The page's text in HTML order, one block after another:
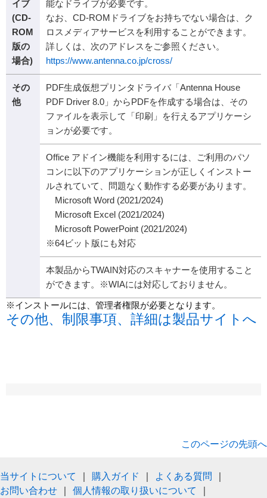
イブ
(CD-
ROM
版の
場合)
能なドライブが必要です。
なお、CD-ROMドライブをお持ちでない場合は、ク
ロスメディアサービスを利用することができます。
詳しくは、次のアドレスをご参照ください。
https://www.antenna.co.jp/cross/
その
他
PDF生成仮想プリンタドライバ「Antenna House
PDF Driver 8.0」からPDFを作成する場合は、その
ファイルを表示して「印刷」を行えるアプリケーシ
ョンが必要です。
Office アドイン機能を利用するには、ご利用のパソ
コンに以下のアプリケーションが正しくインストー
ルされていて、問題なく動作する必要があります。
Microsoft Word (2021/2024)
Microsoft Excel (2021/2024)
Microsoft PowerPoint (2021/2024)
※64ビット版にも対応
本製品からTWAIN対応のスキャナーを使用すること
ができます。※WIAには対応しておりません。
※インストールには、管理者権限が必要となります。
その他、制限事項、詳細は製品サイトへ
このページの先頭へ
当サイトについて 購入ガイド よくある質問
お問い合わせ
個人情報の取り扱いについて